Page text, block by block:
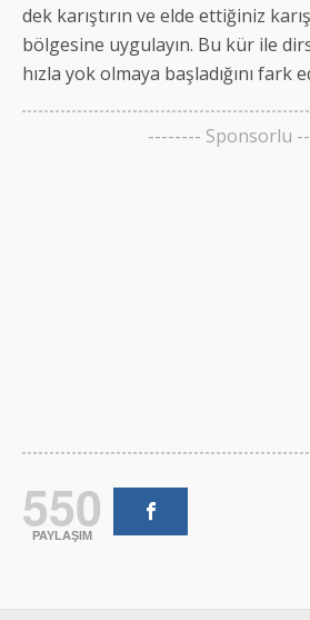
dek karıştırın ve elde ettiğiniz
bölgesine uygulayın. Bu kür ile
hızla yok olmaya başladığını fark
-------- Sponsorlu
550
PAYLAŞIM